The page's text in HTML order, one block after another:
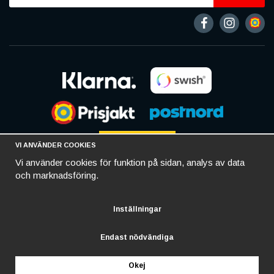
VI ANVÄNDER COOKIES
Vi använder cookies för funktion på sidan, analys av data
och marknadsföring.
Inställningar
Endast nödvändiga
Okej